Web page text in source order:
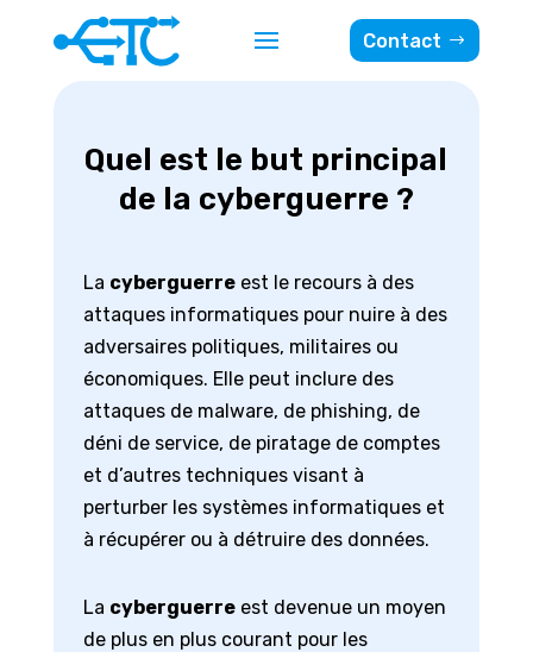
Contact
Quel est le but principal
de la cyberguerre ?
La cyberguerreest le recours à des
attaques informatiques pour nuire à des
adversaires politiques, militaires ou
économiques. Elle peut inclure des
attaques de malware, de phishing, de
déni de service, de piratage de comptes
et d’autres techniques visant à
perturber les systèmes informatiques et
à récupérer ou à détruire des données.
La cyberguerreest devenue un moyen
de plus en plus courant pour les